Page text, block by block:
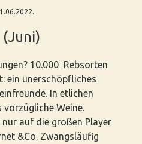
10.000 Rebsorten
ein unerschöpfliches
In etlichen
vorzügliche Weine.
auf die großen Player
&Co. Zwangsläufig